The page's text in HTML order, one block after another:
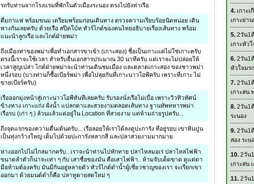
รถรับท่านจากโรงแรมที่พักในตัวเมืองระนอง ตรงไปยังท่าเรือ
ดื่มกาแฟ พร้อมขนม เตรียมพร้อมก่อนเดินทาง ตรวจความเรียบร้อยนิดหน่อย เดิน
ทางกันเลยครับ ด้วยเรือ สปีดโบ้ท ทัวร์ไกด์ของคนไทยอธิบายเรืองเส้นทาง พร้อม
แนะนำลูกเรือ และไกด์ฝ่ายพม่า
ถึงเมืองท่าของพม่าเพื่อทำเอกสารขาเข้า (เกาะสอง) ชื่อเป็นเกาะแต่ไม่ใช่เกาะครับ
ตรงนี้เราจะใช้เวลา สำหรับยื่นเอกสารประมาณ 30 นาทีครับ แต่เราจะไม่ปล่อยให้
เวลาสูญเปล่า ไกด์ฝ่ายพม่าจะนำท่านเดินชมเมือง และตลาดเกาะสอง ของชาวพม่า
หนึ่งรอบ (บางท่านก็ซื้อเบียร์พม่า เพื่อไปลุยกันที่เกาะนาวโอพีครับ เพราะที่เกาะ ไม่
ขายเบียร์ครับ)
เรือออกมุ่งหน้าสู่เกาะนาวโอพีทันทีเลยครับ รับรองนั่งเรือไม่เบื่อ เพราะวิวทิวทัศน์
ข้างทาง เกาะแก่ง ฝั่งน้ำ แปลกตาและสวยงามตลอดเส้นทาง ฐานทัพทหารพม่า
เรือรบ (เก่า ๆ ) ล้วนแล้วแต่อยู่ใน Location ที่สวยงาม แต่ห้ามถ่ายรูปครับ...
ถึงจุดแรกของความตื่นเต้นครับ... เรือลอยให้เราได้ลงดูปะการัง ที่อยู่รอบ เขาหินปูน
เป็นทุ่งกว้างใหญ่ เต็มไปด้วยปะการังหลากสี และปลาสวยงามมากมาย
ห่างออกไปไม่ไกลมากครับ.. เราจะนำท่านไปทักทาย ปลาไหลมอเร่ ปลาไหลไฟฟ้า
ขนาดลำตัวก็น่าจะเท่า ๆ กับ เสาชื่อของมัน คือเสาไฟฟ้า.. ห้ามจับเด็ดขาด ดูแต่ตา
มือห้ามต้องครับ มันมีกันอยู่หลายตัว ทัวร์ไกด์ดำน้ำผู้เชี่ยวชาญของเรา จะเรียกเขา
ออกมา ด้วยมนต์ดำก็คือ ปลาทูตายสดใหม่ ๆ
4. เกาะ
เกาะย่า
5. 2วัน1
เกาะหัว
6. 2วัน1
หัวใจมร
7. 2วัน1
เกาะสน
8. 2วัน1
ระนอง
9. 2วัน1
สอง ระน
10. 2วัน
เกาะสน
11. 2วัน